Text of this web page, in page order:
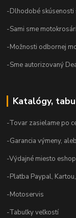
-Dlhodobé
-Sami sme
-Možnosti odbornej
-Sme autorizovaný
Katalógy,
-Tovar zasielame po
-Garancia výmeny,
-Výdajné miesto
-Platba Paypal,
-Motoservis
-Tabuľky veľkostí